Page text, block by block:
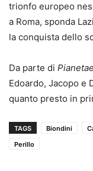
trionfo europeo
a Roma, sponda
la conquista dello
Da parte di
Edoardo, Jacopo e
quanto presto in
TAGS Biondini
Perillo